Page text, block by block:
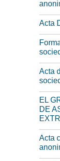
Acta
Acta
EL
DE
Acta